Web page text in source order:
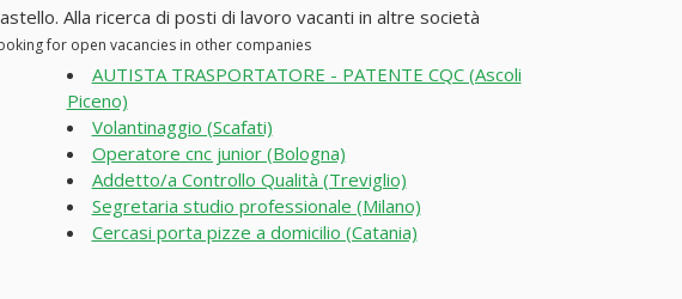
Alla ricerca di posti di lavoro vacanti in altre società
for open vacancies in other companies
AUTISTA TRASPORTATORE - PATENTE CQC (Ascoli
Piceno)
Volantinaggio (Scafati)
Operatore cnc junior (Bologna)
Addetto/a Controllo Qualità (Treviglio)
Segretaria studio professionale (Milano)
Cercasi porta pizze a domicilio (Catania)